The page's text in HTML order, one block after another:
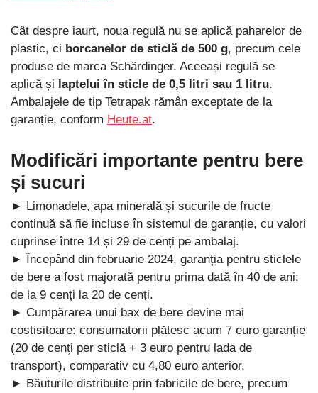
Cât despre iaurt, noua regulă nu se aplică paharelor de
plastic, ci borcanelor de sticlă de 500 g, precum cele
produse de marca Schärdinger. Aceeași regulă se
aplică și laptelui în sticle de 0,5 litri sau 1 litru.
Ambalajele de tip Tetrapak rămân exceptate de la
garanție, conform Heute.at.
Modificări importante pentru bere
și sucuri
► Limonadele, apa minerală și sucurile de fructe
continuă să fie incluse în sistemul de garanție, cu valori
cuprinse între 14 și 29 de cenți pe ambalaj.
► Începând din februarie 2024, garanția pentru sticlele
de bere a fost majorată pentru prima dată în 40 de ani:
de la 9 cenți la 20 de cenți.
► Cumpărarea unui bax de bere devine mai
costisitoare: consumatorii plătesc acum 7 euro garanție
(20 de cenți per sticlă + 3 euro pentru lada de
transport), comparativ cu 4,80 euro anterior.
► Băuturile distribuite prin fabricile de bere, precum